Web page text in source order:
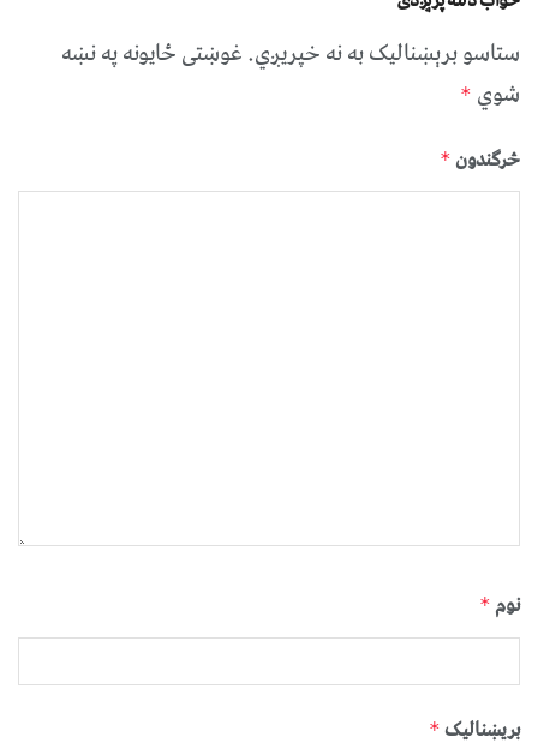
ستاسو برېښناليک به نه خپريږي.غوښتى ځایونه په نښه
شوي *
څرگندون *
نوم *
بریښنالیک *